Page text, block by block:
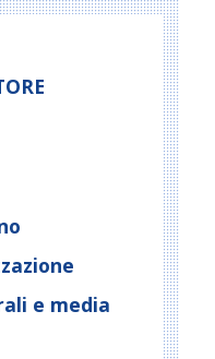
e media